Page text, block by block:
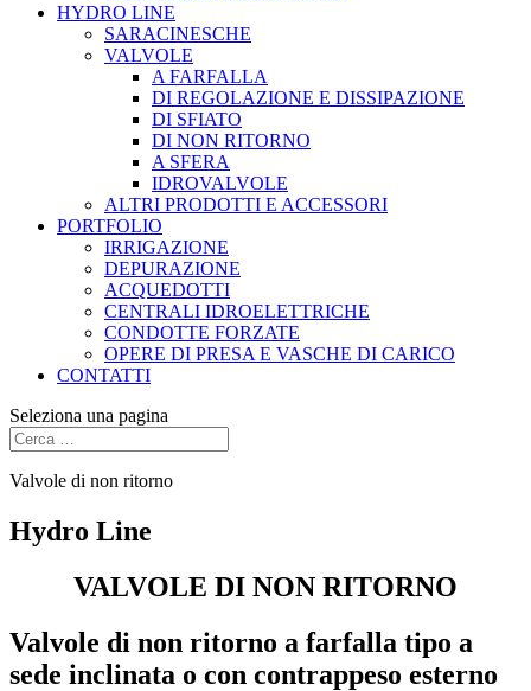
HYDRO LINE
SARACINESCHE
VALVOLE
A FARFALLA
DI REGOLAZIONE E DISSIPAZIONE
DI SFIATO
DI NON RITORNO
A SFERA
IDROVALVOLE
ALTRI PRODOTTI E ACCESSORI
PORTFOLIO
IRRIGAZIONE
DEPURAZIONE
ACQUEDOTTI
CENTRALI IDROELETTRICHE
CONDOTTE FORZATE
OPERE DI PRESA E VASCHE DI CARICO
CONTATTI
Seleziona una pagina
Valvole di non ritorno
Hydro Line
VALVOLE DI NON RITORNO
Valvole di non ritorno a farfalla tipo a
sede inclinata o con contrappeso esterno